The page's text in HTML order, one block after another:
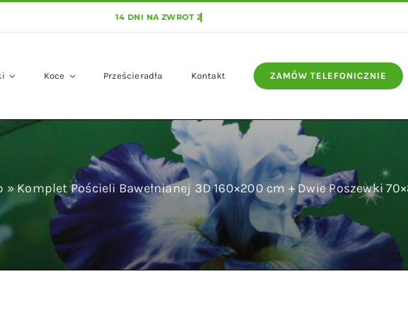
Koce Prześcieradła Kontakt ZAMÓW TELEFONICZNIE
»Komplet Pościeli Bawełnianej 3D 160×200 cm + Dwie Poszewki